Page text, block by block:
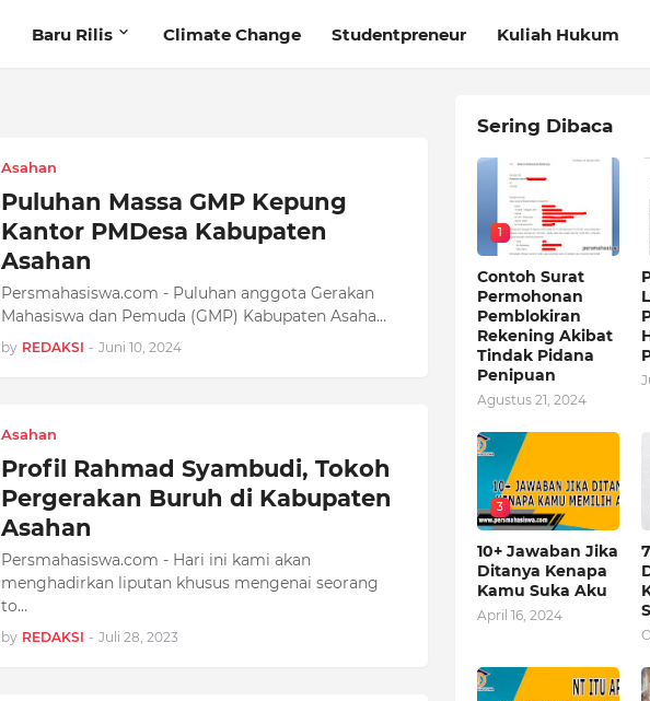
Baru Rilis Climate Change Studentpreneur Kuliah Hukum
Asahan
Puluhan Massa GMP Kepung
Kantor PMDesa Kabupaten
Asahan
Persmahasiswa.com - Puluhan anggota Gerakan
Mahasiswa dan Pemuda (GMP) Kabupaten Asaha…
by REDAKSI - Juni 10, 2024
Asahan
Profil Rahmad Syambudi, Tokoh
Pergerakan Buruh di Kabupaten
Asahan
Persmahasiswa.com - Hari ini kami akan
menghadirkan liputan khusus mengenai seorang
to…
by REDAKSI - Juli 28, 2023
Sering Dibaca
1
Contoh Surat
Permohonan
Pemblokiran
Rekening Akibat
Tindak Pidana
Penipuan
Agustus 21, 2024
3
10+ Jawaban Jika
Ditanya Kenapa
Kamu Suka Aku
April 16, 2024